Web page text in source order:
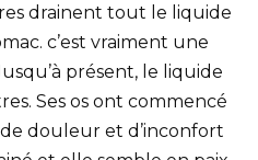
drainent tout le liquide
c’est vraiment une
présent, le liquide
Ses os ont commencé
douleur et d’inconfort